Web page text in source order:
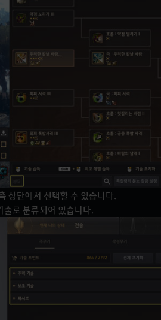
상단에서 선택할 수 있습니다.
술로 분류되어 있습니다.